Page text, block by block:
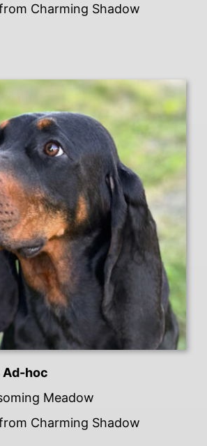
Charming Shadow
Ad-hoc
Meadow
Charming Shadow